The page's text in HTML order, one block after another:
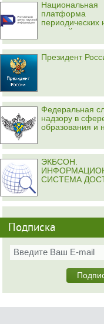
Национальная
платформа
периодических
изданий
Президент
Федеральная
надзору в
образования и
ЭКБСОН.
СИСТЕМА
Подписка